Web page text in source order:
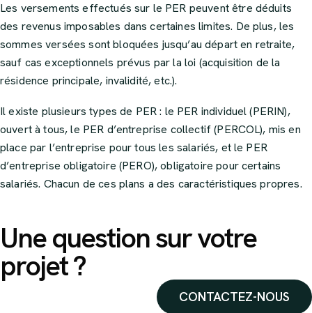
Les versements effectués sur le PER peuvent être déduits
des revenus imposables dans certaines limites. De plus, les
sommes versées sont bloquées jusqu’au départ en retraite,
sauf cas exceptionnels prévus par la loi (acquisition de la
résidence principale, invalidité, etc.).
Il existe plusieurs types de PER : le PER individuel (PERIN),
ouvert à tous, le PER d’entreprise collectif (PERCOL), mis en
place par l’entreprise pour tous les salariés, et le PER
d’entreprise obligatoire (PERO), obligatoire pour certains
salariés. Chacun de ces plans a des caractéristiques propres.
Une question sur votre
projet ?
CONTACTEZ-NOUS